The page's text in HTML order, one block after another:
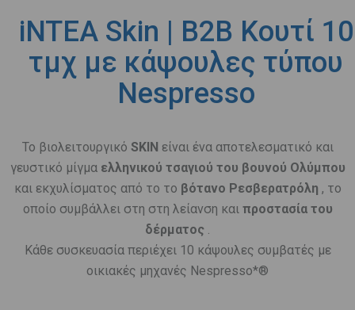
iNTEA Skin | B2B Κουτί 10
τμχ με κάψουλες τύπου
Nespresso
Το βιολειτουργικό SKIN είναι ένα αποτελεσματικό και
γευστικό μίγμα ελληνικού τσαγιού του βουνού Ολύμπου
και εκχυλίσματος από το το βότανο Ρεσβερατρόλη , το
οποίο συμβάλλει στη στη λείανση και προστασία του
δέρματος
Κάθε συσκευασία περιέχει 10 κάψουλες συμβατές με
οικιακές μηχανές Nespresso*®